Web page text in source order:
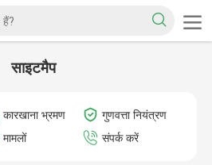
साइटमैप
कारखाना भ्रमण
गुणवत्ता नियंत्रण
मामलों संपर्क करें